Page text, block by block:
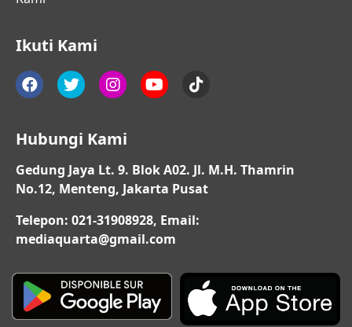
Ikuti Kami
Hubungi Kami
Gedung Jaya Lt. 9. Blok A02. Jl. M.H. Thamrin
No.12, Menteng, Jakarta Pusat
Telepon: 021-31908928, Email:
mediaquarta@gmail.com